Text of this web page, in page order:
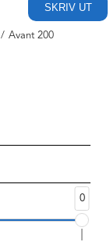
SKRIV UT
/ Avant 200
0